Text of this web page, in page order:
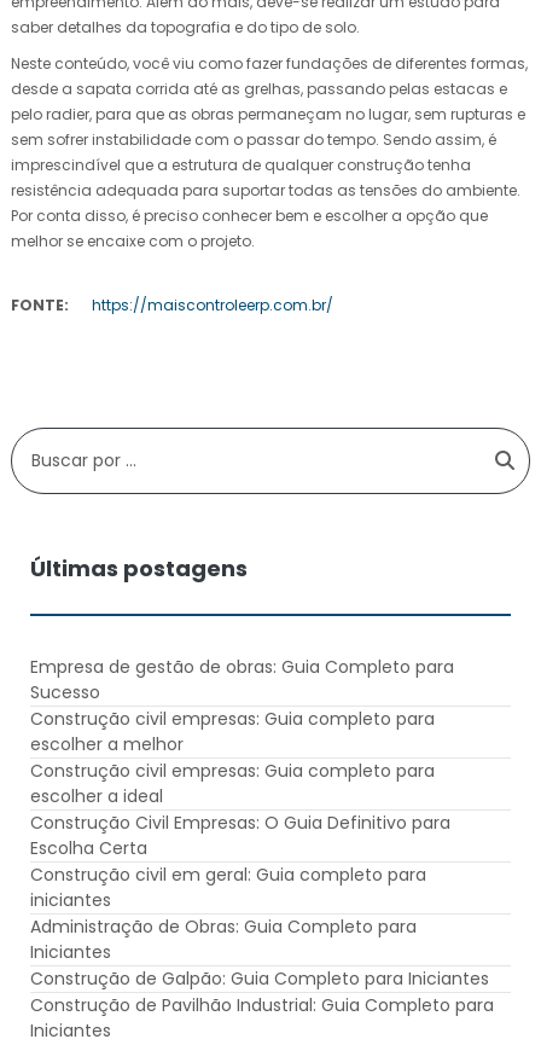
saber detalhes da topografia e do tipo de solo.
Neste conteúdo, você viu como fazer fundações de diferentes formas,
desde a sapata corrida até as grelhas, passando pelas estacas e
pelo radier, para que as obras permaneçam no lugar, sem rupturas e
sem sofrer instabilidade com o passar do tempo. Sendo assim, é
imprescindível que a estrutura de qualquer construção tenha
resistência adequada para suportar todas as tensões do ambiente.
Por conta disso, é preciso conhecer bem e escolher a opção que
melhor se encaixe com o projeto.
FONTE: https://maiscontroleerp.com.br/
Últimas postagens
Empresa de gestão de obras: Guia Completo para
Sucesso
Construção civil empresas: Guia completo para
escolher a melhor
Construção civil empresas: Guia completo para
escolher a ideal
Construção Civil Empresas: O Guia Definitivo para
Escolha Certa
Construção civil em geral: Guia completo para
iniciantes
Administração de Obras: Guia Completo para
Iniciantes
Construção de Galpão: Guia Completo para Iniciantes
Construção de Pavilhão Industrial: Guia Completo para
Iniciantes